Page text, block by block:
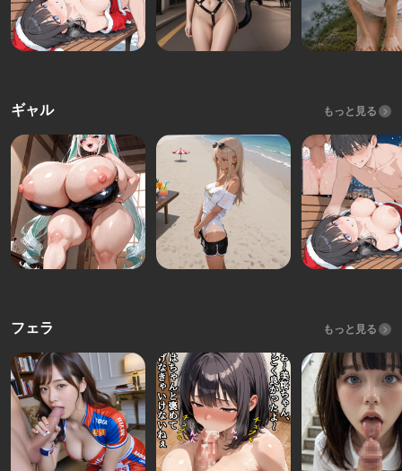
ギャル もっと見る
フェラ もっと見る